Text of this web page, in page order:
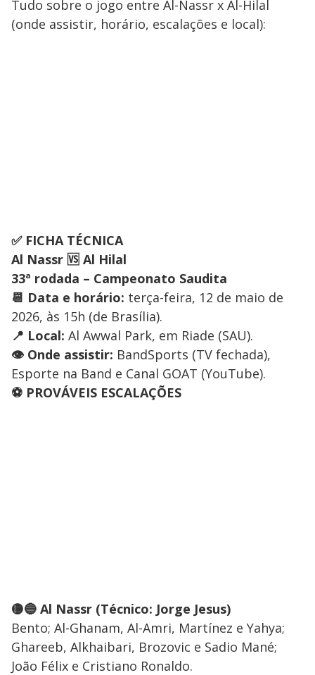
Tudo sobre o jogo entre Al-Nassr x Al-Hilal
(onde assistir, horário, escalações e local):
✅ FICHA TÉCNICA
Al Nassr 🆚 Al Hilal
33ª rodada – Campeonato Saudita
📆 Data e horário: terça-feira, 12 de maio de
2026, às 15h (de Brasília).
📍 Local: Al Awwal Park, em Riade (SAU).
👁️ Onde assistir: BandSports (TV fechada),
Esporte na Band e Canal GOAT (YouTube).
⚽ PROVÁVEIS ESCALAÇÕES
🟡🔵 Al Nassr (Técnico: Jorge Jesus)
Bento; Al-Ghanam, Al-Amri, Martínez e Yahya;
Ghareeb, Alkhaibari, Brozovic e Sadio Mané;
João Félix e Cristiano Ronaldo.